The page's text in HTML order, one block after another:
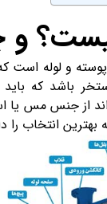
و
و لوله است
باشد که باید
از جنس مس یا
بهترین انتخاب را